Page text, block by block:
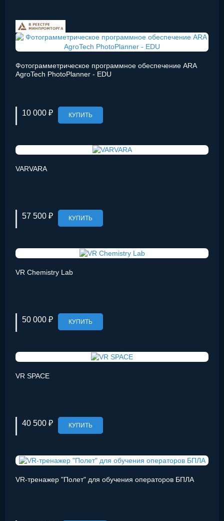
Фотограмметрическое программное обеспечение ARA
AgroTech PhotoPlanner - EDU
10 000 ₽ КУПИТЬ
VARVARA
57 500 ₽ КУПИТЬ
VR Chemistry Lab
50 000 ₽ КУПИТЬ
VR SPACE
40 500 ₽ КУПИТЬ
VR-тренажер "Полет" для обучения операторов БПЛА